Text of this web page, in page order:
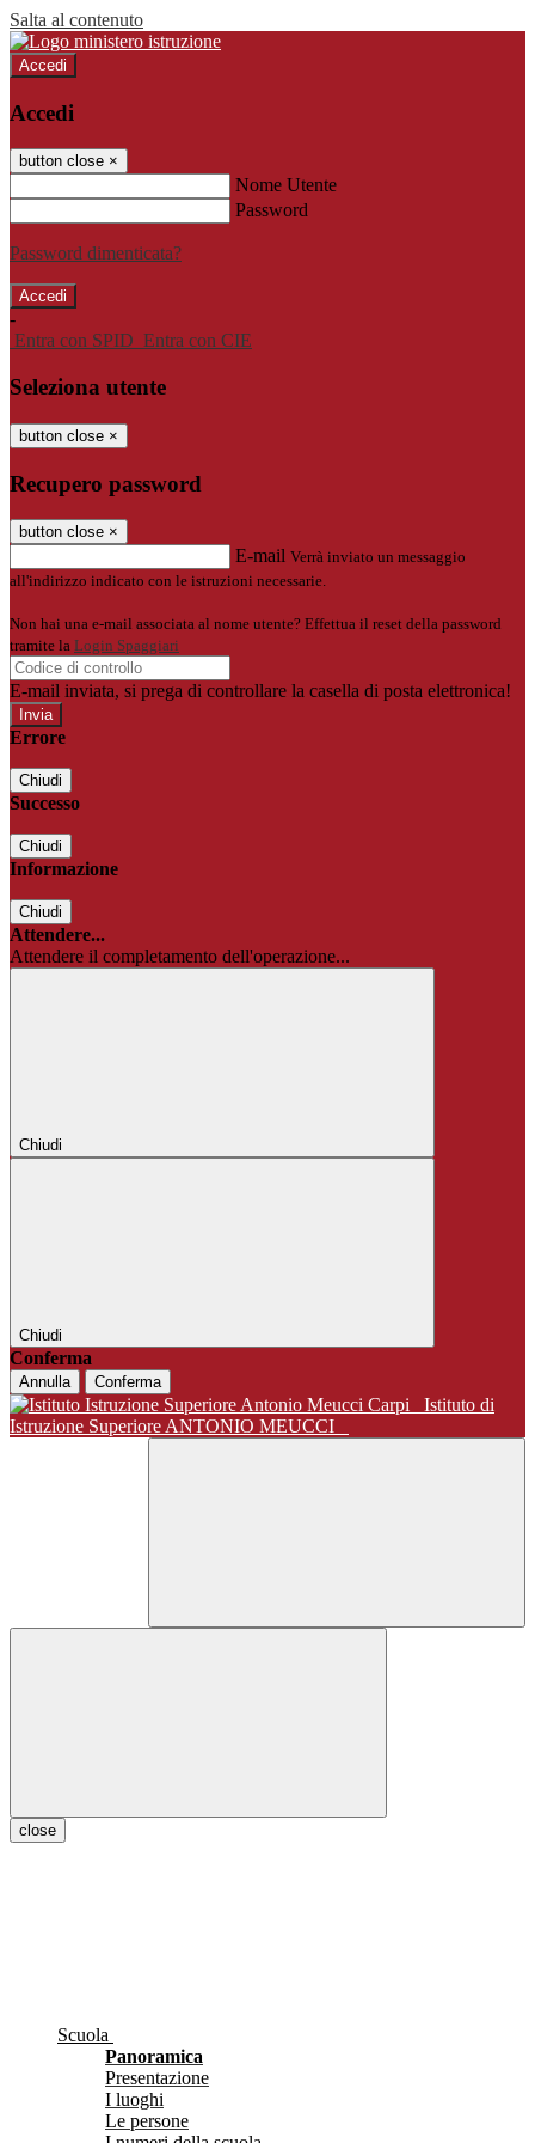
Salta al contenuto
Accedi
Accedi
button close ×
Nome Utente
Password
Password dimenticata?
-
Entra con SPID Entra con CIE
Seleziona utente
button close ×
Recupero password
button close ×
E-mail Verrà inviato un messaggio
all'indirizzo indicato con le istruzioni necessarie.
Non hai una e-mail associata al nome utente? Effettua il reset della password
tramite la Login Spaggiari
E-mail inviata, si prega di controllare la casella di posta elettronica!
Errore
Chiudi
Successo
Chiudi
Informazione
Chiudi
Attendere...
Attendere il completamento dell'operazione...
Chiudi
Chiudi
Conferma
Annulla Conferma
Istituto di
Istruzione Superiore ANTONIO MEUCCI
close
Scuola
Panoramica
Presentazione
I luoghi
Le persone